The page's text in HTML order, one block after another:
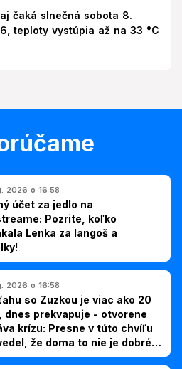
čaká slnečná sobota 8.
teploty vystúpia až na 33 °C
2026 o 16:58
účet za jedlo na
Pozrite, koľko
Lenka za langoš a
2026 o 16:58
so Zuzkou je viac ako 20
dnes prekvapuje - otvorene
krízu: Presne v túto chvíľu
že doma to nie je dobré,
Milan Ondrík